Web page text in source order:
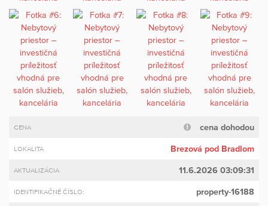
CENA cena dohodou
LOKALITA Brezová pod Bradlom
AKTUALIZÁCIA 11.6.2026 03:09:31
IDENTIFIKAČNÉ ČÍSLO: property-16188